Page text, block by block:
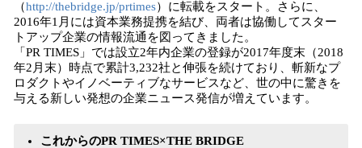
（http://thebridge.jp/prtimes）に転載をスタート。さらに、
2016年1月には資本業務提携を結び、両者は協働してスター
トアップ企業の情報流通を図ってきました。
「PR TIMES」では設立2年内企業の登録が2017年度末（2018
年2月末）時点で累計3,232社と伸張を続けており、斬新なプ
ロダクトやイノベーティブなサービスなど、世の中に驚きを
与える新しい発想の企業ニュース発信が増えています。
これからのPR TIMES×THE BRIDGE